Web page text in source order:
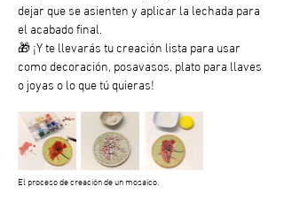
dejar que se asienten y aplicar la lechada para
el acabado final.
🎁 ¡Y te llevarás tu creación lista para usar
como decoración, posavasos, plato para llaves
o joyas o lo que tú quieras!
El proceso de creación de un mosaico.